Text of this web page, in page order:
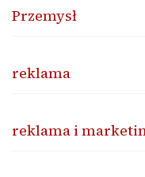
Przemysł
reklama
reklama i